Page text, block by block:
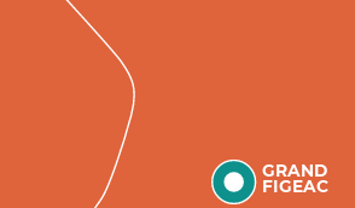
GRAND
FIGEAC